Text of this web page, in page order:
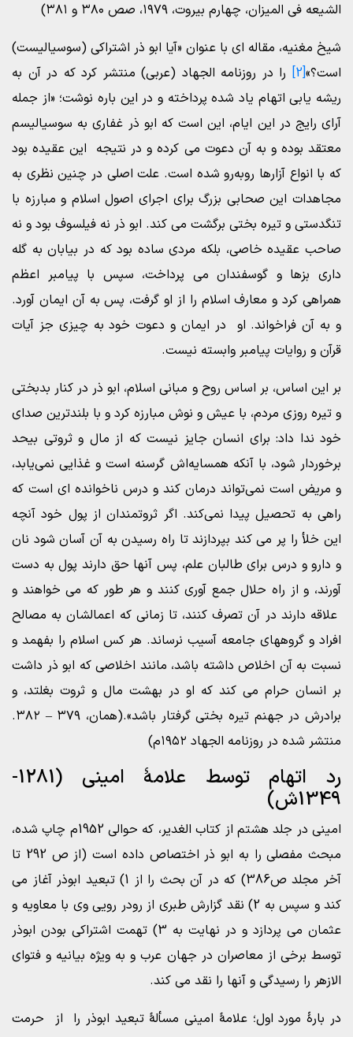
الشیعه فی المیزان، چهارم بیروت، ۱۹۷۹، صص ۳۸۰ و ۳۸۱)
شیخ مغنیه، مقاله ای با عنوان «آیا ابو ذر اشتراکی (سوسیالیست)
است؟»[2]
را در روزنامه الجهاد (عربی) منتشر کرد که در آن به
ریشه یابی اتهام یاد شده پرداخته و در این باره نوشت؛ «از جمله
آرای رایج در این ایام، این است که ابو ذر غفاری به سوسیالیسم
معتقد بوده و به آن دعوت می کرده و در نتیجه این عقیده بود
که با انواع آزار‌ها روبه‌رو شده است. علت اصلی در چنین نظری به
مجاهدات این صحابی بزرگ برای اجرای اصول اسلام و مبارزه با
تنگدستی و تیره بختی برگشت می کند. ابو ذر نه فیلسوف بود و نه
صاحب عقیده خاصی، بلکه مردی ساده بود که در بیابان به گله
داری بزها و گوسفندان می پرداخت، سپس با پیامبر اعظم
همراهی کرد و معارف اسلام را از او گرفت، پس به آن ایمان آورد.
و به آن فراخواند. او در ایمان و دعوت خود به چیزی جز آیات
قرآن و روایات پیامبر وابسته نیست.
بر این اساس، بر اساس روح و مبانی اسلام، ابو ذر در کنار بدبختی
و تیره روزی مردم، با عیش و نوش مبارزه کرد و با بلندترین صدای
خود ندا داد: برای انسان جایز نیست که از مال و ثروتی بیحد
برخوردار شود، با آنکه همسایه‌اش گرسنه است و غذایی نمی‌یابد،
و مریض است نمی‌تواند درمان کند و درس ناخوانده ای است که
راهی به تحصیل پیدا نمی‌کند. اگر ثروتمندان از پول خود آنچه
این خلأ را پر می کند بپردازند تا راه رسیدن به آن آسان شود نان
و دارو و درس برای طالبان علم، پس آنها حق دارند پول به دست
آورند، و از راه حلال جمع آوری کنند و هر طور که می خواهند و
علاقه دارند در آن تصرف کنند، تا زمانی که اعمالشان به مصالح
افراد و گروههای جامعه آسیب نرساند. هر کس اسلام را بفهمد و
نسبت به آن اخلاص داشته باشد، مانند اخلاصی که ابو ذر داشت
بر انسان حرام می کند که او در بهشت مال و ثروت بغلتد، و
برادرش در جهنم تیره بختی گرفتار باشد».(همان، ۳۷۹ – ۳۸۲.
منتشر شده در روزنامه الجهاد ۱۹۵۲م)
رد اتهام توسط علامۀ امینی (1281-
1349ش)
امینی در جلد هشتم از کتاب الغدیر، که حوالی 1952م چاپ شده،
مبحث مفصلی را به ابو ذر اختصاص داده است (از ص 292 تا
آخر مجلد ص386) که در آن بحث را از 1) تبعید ابوذر آغاز می
کند و سپس به 2) نقد گزارش طبری از رودر رویی وی با معاویه و
عثمان می پردازد و در نهایت به 3) تهمت اشتراکی بودن ابوذر
توسط برخی از معاصران در جهان عرب و به ویژه بیانیه و فتوای
الازهر را رسیدگی و آنها را نقد می کند.
در بارۀ مورد اول؛ علامۀ امینی مسألۀ تبعید ابوذر را از حرمت